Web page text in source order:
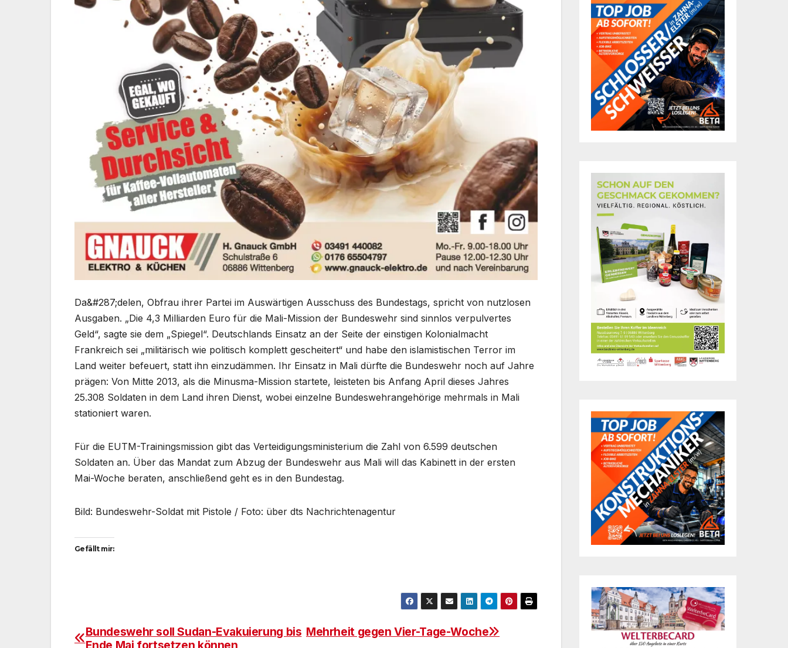
Da&#287;delen, Obfrau ihrer Partei im Auswärtigen Ausschuss des Bundestags, spricht von nutzlosen
Ausgaben. „Die 4,3 Milliarden Euro für die Mali-Mission der Bundeswehr sind sinnlos verpulvertes
Geld“, sagte sie dem „Spiegel“. Deutschlands Einsatz an der Seite der einstigen Kolonialmacht
Frankreich sei „militärisch wie politisch komplett gescheitert“ und habe den islamistischen Terror im
Land weiter befeuert, statt ihn einzudämmen. Ihr Einsatz in Mali dürfte die Bundeswehr noch auf Jahre
prägen: Von Mitte 2013, als die Minusma-Mission startete, leisteten bis Anfang April dieses Jahres
25.308 Soldaten in dem Land ihren Dienst, wobei einzelne Bundeswehrangehörige mehrmals in Mali
stationiert waren.
Für die EUTM-Trainingsmission gibt das Verteidigungsministerium die Zahl von 6.599 deutschen
Soldaten an. Über das Mandat zum Abzug der Bundeswehr aus Mali will das Kabinett in der ersten
Mai-Woche beraten, anschließend geht es in den Bundestag.
Bild: Bundeswehr-Soldat mit Pistole / Foto: über dts Nachrichtenagentur
Gefällt mir:
Beitragsnavigation Mehrheit gegen Vier-Tage-Woche
Bundeswehr soll Sudan-Evakuierung bis
Ende Mai fortsetzen können